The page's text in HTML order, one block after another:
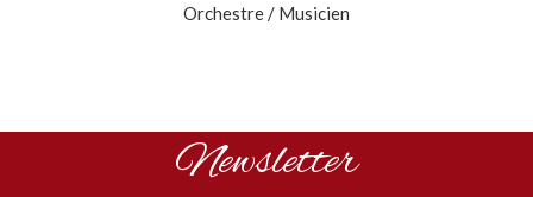
Orchestre / Musicien
Newsletter